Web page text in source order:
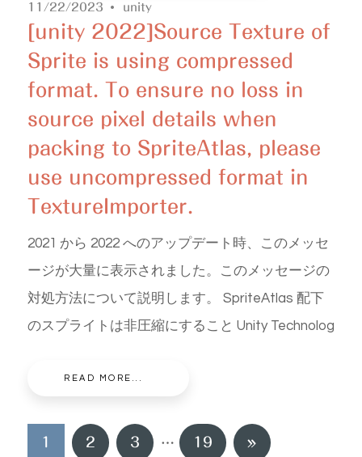
11/22/2023 unity
[unity 2022]Source Texture of
Sprite is using compressed
format. To ensure no loss in
source pixel details when
packing to SpriteAtlas, please
use uncompressed format in
TextureImporter.
2021 から 2022 へのアップデート時、このメッセ
ージが大量に表示されました。このメッセージの
対処方法について説明します。 SpriteAtlas 配下
のスプライトは非圧縮にすること Unity Technolog
READ MORE...
投
1 2 3 … 19
次
»